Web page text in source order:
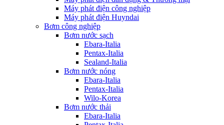
Máy phát điện công nghiệp
Máy phát điện Huyndai
Bơm công nghiệp
Bơm nước sạch
Ebara-Italia
Pentax-Italia
Sealand-Italia
Bơm nước nóng
Ebara-Italia
Pentax-Italia
Wilo-Korea
Bơm nước thải
Ebara-Italia